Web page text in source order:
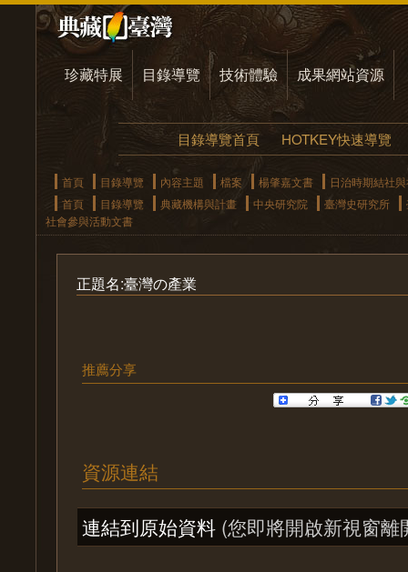
珍藏特展 目錄導覽 技術體驗 成果網站資源
目錄導覽首頁 HOTKEY快速導覽
首頁 目錄導覽 內容主題 檔案 楊肇嘉文書
日治時期結社
首頁
目錄導覽 典藏機構與計畫 中央研究院 臺灣史研究所
社會參與活動文書
正題名:臺灣の產業
推薦分享
資源連結
連結到原始資料 (您即將開啟新視窗離